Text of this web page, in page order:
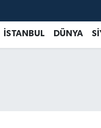
İSTANBUL DÜNYA